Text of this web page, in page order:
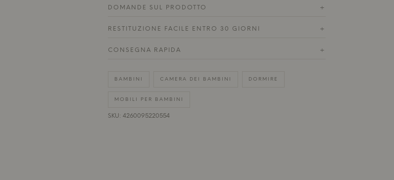
DOMANDE SUL PRODOTTO +
RESTITUZIONE FACILE ENTRO 30 GIORNI +
CONSEGNA RAPIDA +
BAMBINI CAMERA DEI BAMBINI DORMIRE
MOBILI PER BAMBINI
SKU: 4260095220554